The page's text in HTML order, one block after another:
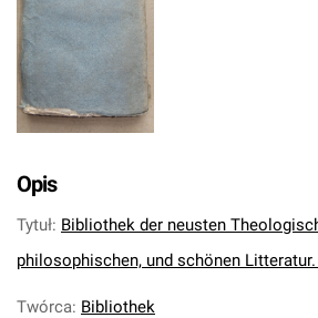
Opis
Tytuł: Bibliothek der neusten
philosophischen, und schönen Litteratur.
Twórca: Bibliothek